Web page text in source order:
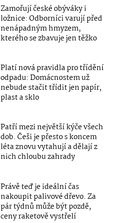
Zamořují české obýváky i
ložnice: Odborníci varují před
nenápadným hmyzem,
kterého se zbavuje jen těžko
Platí nová pravidla pro třídění
odpadu: Domácnostem už
nebude stačit třídit jen papír,
plast a sklo
Patří mezi největší kýče všech
dob. Češi je přesto s koncem
léta znovu vytahují a dělají z
nich chloubu zahrady
Právě teď je ideální čas
nakoupit palivové dřevo. Za
pár týdnů může být pozdě,
ceny raketově vystřelí